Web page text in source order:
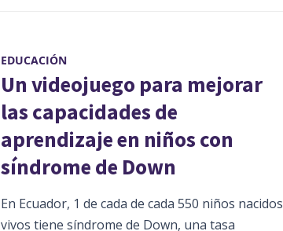
EDUCACIÓN
Un videojuego para mejorar
las capacidades de
aprendizaje en niños con
síndrome de Down
En Ecuador, 1 de cada de cada 550 niños nacidos
vivos tiene síndrome de Down, una tasa